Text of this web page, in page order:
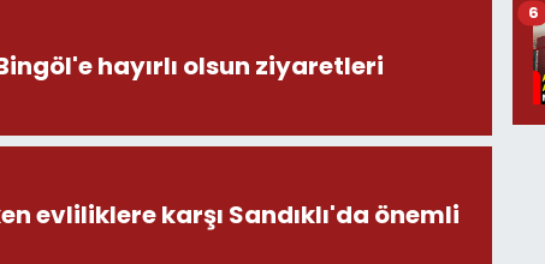
hayırlı olsun ziyaretleri
evliliklere karşı Sandıklı'da önemli
6